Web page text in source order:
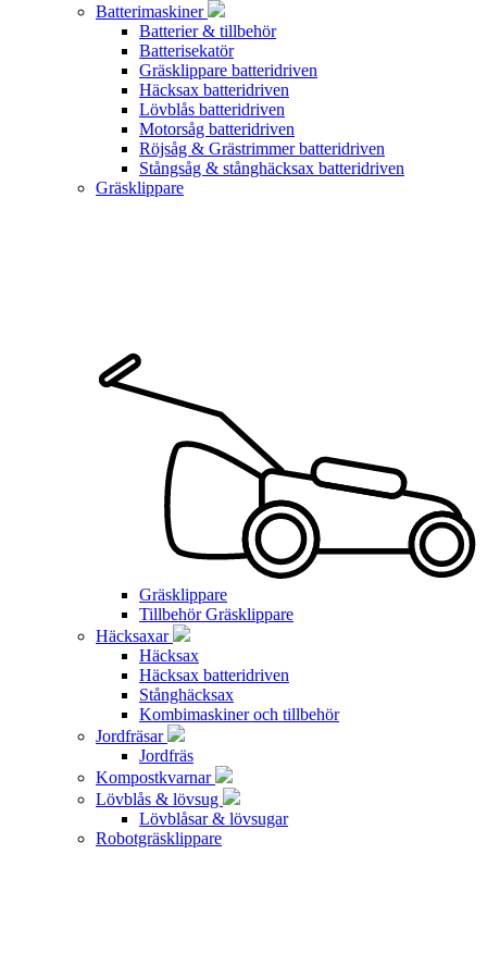
Batterimaskiner
Batterier & tillbehör
Batterisekatör
Gräsklippare batteridriven
Häcksax batteridriven
Lövblås batteridriven
Motorsåg batteridriven
Röjsåg & Grästrimmer batteridriven
Stångsåg & stånghäcksax batteridriven
Gräsklippare
Gräsklippare
Tillbehör Gräsklippare
Häcksaxar
Häcksax
Häcksax batteridriven
Stånghäcksax
Kombimaskiner och tillbehör
Jordfräsar
Jordfräs
Kompostkvarnar
Lövblås & lövsug
Lövblåsar & lövsugar
Robotgräsklippare